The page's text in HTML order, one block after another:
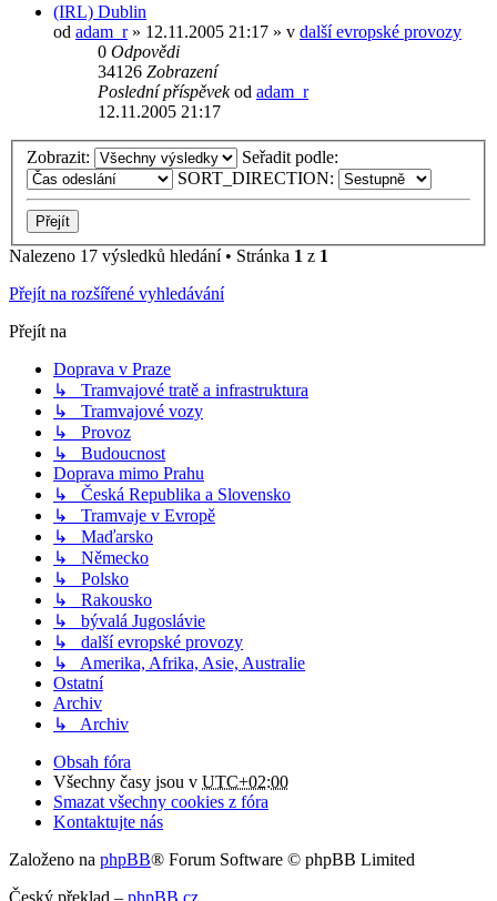
(IRL) Dublin
od adam_r» 12.11.2005 21:17 » v další evropské provozy
0 Odpovědi
34126 Zobrazení
Poslední příspěvekod adam_r
12.11.2005 21:17
Zobrazit:
Seřadit podle:
SORT_DIRECTION:
Nalezeno 17 výsledků hledání • Stránka 1 z 1
Přejít na rozšířené vyhledávání
Přejít na
Doprava v Praze
↳ Tramvajové tratě a infrastruktura
↳ Tramvajové vozy
↳ Provoz
↳ Budoucnost
Doprava mimo Prahu
↳ Česká Republika a Slovensko
↳ Tramvaje v Evropě
↳ Maďarsko
↳ Německo
↳ Polsko
↳ Rakousko
↳ bývalá Jugoslávie
↳ další evropské provozy
↳ Amerika, Afrika, Asie, Australie
Ostatní
Archiv
↳ Archiv
Obsah fóra
Všechny časy jsou v UTC+02:00
Smazat všechny cookies z fóra
Kontaktujte nás
Založeno na phpBB® Forum Software © phpBB Limited